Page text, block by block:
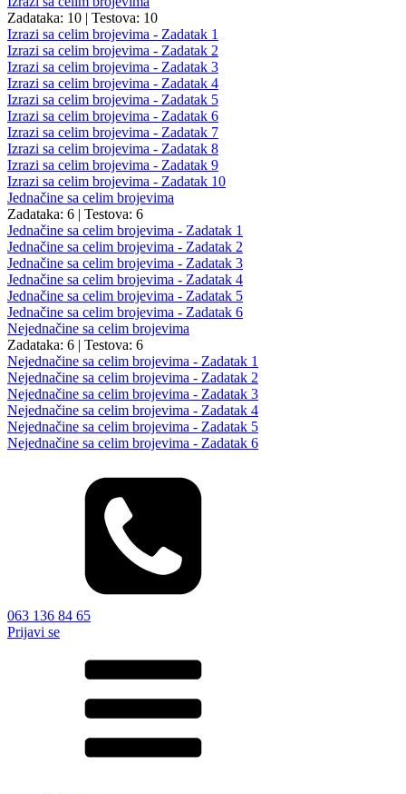
Zadataka: 10 | Testova: 10
Izrazi sa celim brojevima - Zadatak 1
Izrazi sa celim brojevima - Zadatak 2
Izrazi sa celim brojevima - Zadatak 3
Izrazi sa celim brojevima - Zadatak 4
Izrazi sa celim brojevima - Zadatak 5
Izrazi sa celim brojevima - Zadatak 6
Izrazi sa celim brojevima - Zadatak 7
Izrazi sa celim brojevima - Zadatak 8
Izrazi sa celim brojevima - Zadatak 9
Izrazi sa celim brojevima - Zadatak 10
Jednačine sa celim brojevima
Zadataka: 6 | Testova: 6
Jednačine sa celim brojevima - Zadatak 1
Jednačine sa celim brojevima - Zadatak 2
Jednačine sa celim brojevima - Zadatak 3
Jednačine sa celim brojevima - Zadatak 4
Jednačine sa celim brojevima - Zadatak 5
Jednačine sa celim brojevima - Zadatak 6
Nejednačine sa celim brojevima
Zadataka: 6 | Testova: 6
Nejednačine sa celim brojevima - Zadatak 1
Nejednačine sa celim brojevima - Zadatak 2
Nejednačine sa celim brojevima - Zadatak 3
Nejednačine sa celim brojevima - Zadatak 4
Nejednačine sa celim brojevima - Zadatak 5
Nejednačine sa celim brojevima - Zadatak 6
063 136 84 65
Prijavi se